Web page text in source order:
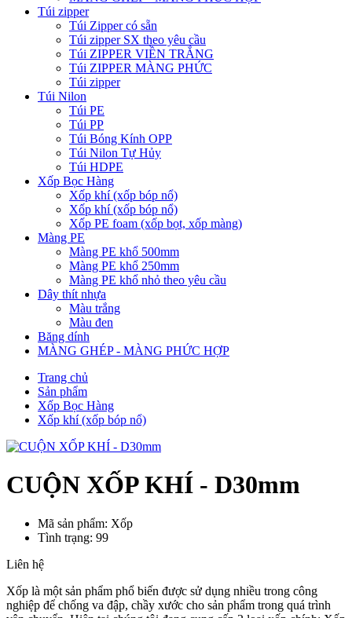
Túi zipper
Túi Zipper có sẵn
Túi zipper SX theo yêu cầu
Túi ZIPPER VIỀN TRẮNG
Túi ZIPPER MÀNG PHỨC
Túi zipper
Túi Nilon
Túi PE
Túi PP
Túi Bóng Kính OPP
Túi Nilon Tự Hủy
Túi HDPE
Xốp Bọc Hàng
Xốp khí (xốp bóp nổ)
Xốp khí (xốp bóp nổ)
Xốp PE foam (xốp bọt, xốp màng)
Màng PE
Màng PE khổ 500mm
Màng PE khổ 250mm
Màng PE khổ nhỏ theo yêu cầu
Dây thít nhựa
Màu trắng
Màu đen
Băng dính
MÀNG GHÉP - MÀNG PHỨC HỢP
Trang chủ
Sản phẩm
Xốp Bọc Hàng
Xốp khí (xốp bóp nổ)
CUỘN XỐP KHÍ - D30mm
Mã sản phẩm: Xốp
Tình trạng: 99
Liên hệ
Xốp là một sản phẩm phổ biến được sử dụng nhiều trong công
nghiệp để chống va đập, chầy xước cho sản phẩm trong quá trình